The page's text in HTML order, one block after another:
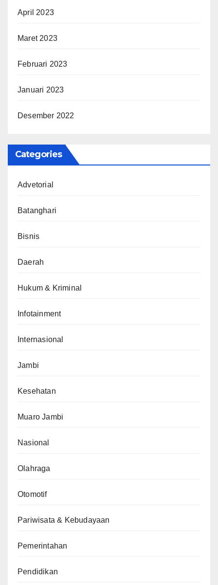
April 2023
Maret 2023
Februari 2023
Januari 2023
Desember 2022
Categories
Advetorial
Batanghari
Bisnis
Daerah
Hukum & Kriminal
Infotainment
Internasional
Jambi
Kesehatan
Muaro Jambi
Nasional
Olahraga
Otomotif
Pariwisata & Kebudayaan
Pemerintahan
Pendidikan